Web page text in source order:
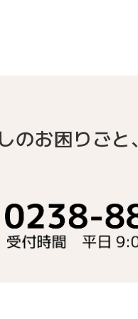
のお困りごと、